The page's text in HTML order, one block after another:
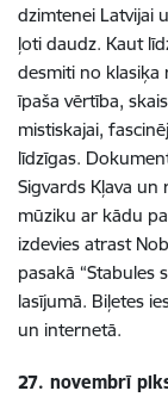
dzimtenei Latvijai
ļoti daudz. Kaut
desmiti no
īpaša vērtība,
mistiskajai,
līdzīgas.
Sigvards Kļava un
mūziku ar kādu
izdevies atrast
pasakā “Stabules
lasījumā. Biļetes
un internetā.
27. novembrī